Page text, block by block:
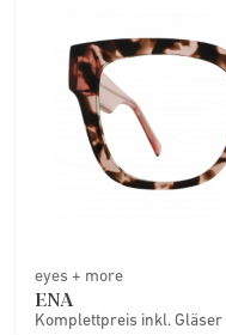
eyes + more
ENA
Komplettpreis inkl. Gläser